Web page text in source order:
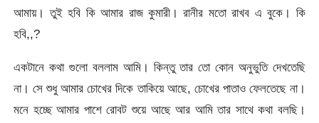
আমায়। তুই হবি কি আমার রাজ কুমারী। রানীর মতো রাখব এ বুকে। কি
হবি,,?
একটানে কথা গুলো বললাম আমি। কিন্তু তার তো কোন অনুভুতি দেখতেছি
না। সে শুধু আমার চোখের দিকে তাকিয়ে আছে, চোখের পাতাও ফেলতেছে না।
মনে হচ্ছে আমার পাশে রোবট শুয়ে আছে আর আমি তার সাথে কথা বলছি।